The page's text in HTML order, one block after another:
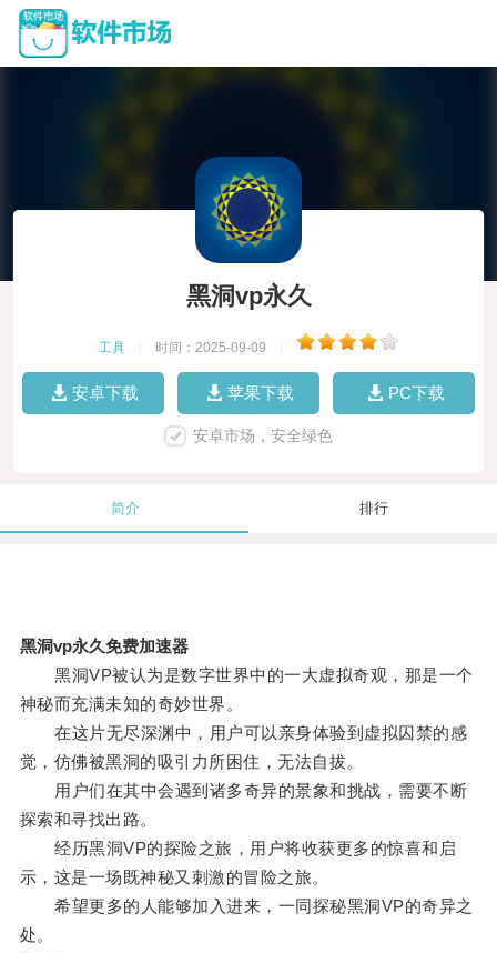
黑洞vp永久
工具 时间：2025-09-09
安卓下载 苹果下载 PC下载
安卓市场，安全绿色
简介 排行
黑洞vp永久免费加速器
黑洞VP被认为是数字世界中的一大虚拟奇观，那是一个
神秘而充满未知的奇妙世界。
在这片无尽深渊中，用户可以亲身体验到虚拟囚禁的感
觉，仿佛被黑洞的吸引力所困住，无法自拔。
用户们在其中会遇到诸多奇异的景象和挑战，需要不断
探索和寻找出路。
经历黑洞VP的探险之旅，用户将收获更多的惊喜和启
示，这是一场既神秘又刺激的冒险之旅。
希望更多的人能够加入进来，一同探秘黑洞VP的奇异之
处。